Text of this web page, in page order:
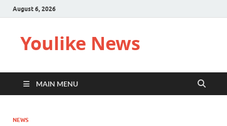
August 6, 2026
Youlike News
MAIN MENU
NEWS